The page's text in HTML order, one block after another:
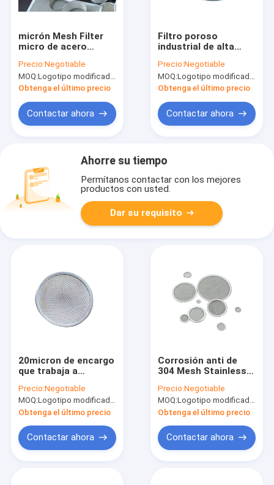
micrón Mesh Filter
micro de acero
50 de la fibra del
metal de 0.3-3.0m m
Precio:Negotiable
MOQ:Logotipo modificado para requisitos particulares (Min. Order: 300 pedazos) del empaquetado modificad
Obtenga el último precio
Contactar ahora
Filtro poroso
industrial de alta
temperatura de la
fibra del metal
Precio:Negotiable
MOQ:Logotipo modificado para requisitos particulares (Min. Order: 300 pedazos) del empaquetado modificad
Obtenga el último precio
Contactar ahora
Ahorre su tiempo
Permítanos contactar con los mejores
productos con usted.
Dar su requisito
20micron de encargo
que trabaja a
Discs Mild Steel de
acero inoxidable 316l
Precio:Negotiable
MOQ:Logotipo modificado para requisitos particulares (Min. Order: 300 pedazos) del empaquetado modificad
Obtenga el último precio
Contactar ahora
Corrosión anti de
304 Mesh Stainless
Precio:Negotiable
MOQ:Logotipo modificado para requisitos particulares (Min. Order: 300 pedazos) del empaquetado modificad
Obtenga el último precio
Contactar ahora